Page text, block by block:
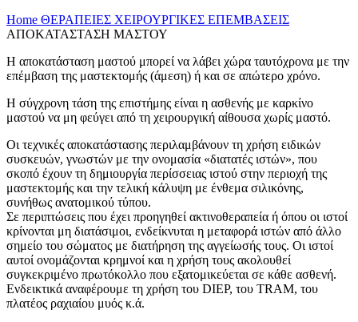
Home ΘΕΡΑΠΕΙΕΣ ΧΕΙΡΟΥΡΓΙΚΕΣ ΕΠΕΜΒΑΣΕΙΣ
ΑΠΟΚΑΤΑΣΤΑΣΗ ΜΑΣΤΟΥ
Η αποκατάσταση μαστού μπορεί να λάβει χώρα ταυτόχρονα με την
επέμβαση της μαστεκτομής (άμεση) ή και σε απώτερο χρόνο.
Η σύγχρονη τάση της επιστήμης είναι η ασθενής με καρκίνο
μαστού να μη φεύγει από τη χειρουργική αίθουσα χωρίς μαστό.
Οι τεχνικές αποκατάστασης περιλαμβάνουν τη χρήση ειδικών
συσκευών, γνωστών με την ονομασία «διατατές ιστών», που
σκοπό έχουν τη δημιουργία περίσσειας ιστού στην περιοχή της
μαστεκτομής και την τελική κάλυψη με ένθεμα σιλικόνης,
συνήθως ανατομικού τύπου.
Σε περιπτώσεις που έχει προηγηθεί ακτινοθεραπεία ή όπου οι ιστοί
κρίνονται μη διατάσιμοι, ενδείκνυται η μεταφορά ιστών από άλλο
σημείο του σώματος με διατήρηση της αγγείωσής τους. Οι ιστοί
αυτοί ονομάζονται κρημνοί και η χρήση τους ακολουθεί
συγκεκριμένο πρωτόκολλο που εξατομικεύεται σε κάθε ασθενή.
Ενδεικτικά αναφέρουμε τη χρήση του DIEP, του TRAM, του
πλατέος ραχιαίου μυός κ.ά.